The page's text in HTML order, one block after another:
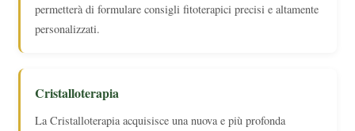
permetterà di formulare consigli fitoterapici precisi e altamente
personalizzati.
Cristalloterapia
La Cristalloterapia acquisisce una nuova e più profonda